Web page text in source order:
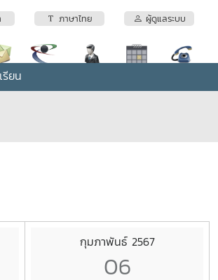
ภาษาไทย ผู้ดูแลระบบ
รียน
กุมภาพันธ์ 2567
06